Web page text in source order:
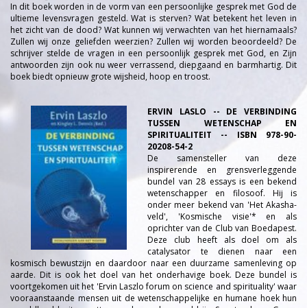
In dit boek worden in de vorm van een persoonlijke gesprek met God de
ultieme levensvragen gesteld. Wat is sterven? Wat betekent het leven in
het zicht van de dood? Wat kunnen wij verwachten van het hiernamaals?
Zullen wij onze geliefden weerzien? Zullen wij worden beoordeeld? De
schrijver stelde de vragen in een persoonlijk gesprek met God, en Zijn
antwoorden zijn ook nu weer verrassend, diepgaand en barmhartig. Dit
boek biedt opnieuw grote wijsheid, hoop en troost.
ERVIN LASLO -- DE VERBINDING
TUSSEN WETENSCHAP EN
SPIRITUALITEIT -- ISBN 978-90-
20208-54-2
De samensteller van deze
inspirerende en grensverleggende
bundel van 28 essays is een bekend
wetenschapper en filosoof. Hij is
onder meer bekend van 'Het Akasha-
veld', 'Kosmische visie'* en als
oprichter van de Club van Boedapest.
Deze club heeft als doel om als
catalysator te dienen naar een
kosmisch bewustzijn en daardoor naar een duurzame samenleving op
aarde. Dit is ook het doel van het onderhavige boek. Deze bundel is
voortgekomen uit het 'Ervin Laszlo forum on science and spirituality' waar
vooraanstaande mensen uit de wetenschappelijke en humane hoek hun